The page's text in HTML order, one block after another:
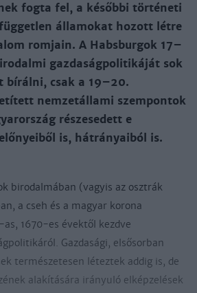
fogta fel, a későbbi történeti
államokat hozott létre
romjain. A Habsburgok 17–
gazdaságpolitikáját sok
bírálni, csak a 19–20.
nemzetállami szempontok
részesedett e
is, hátrányaiból is.
birodalmában (vagyis az osztrák
a cseh és a magyar korona
1670-es évektől kezdve
Gazdasági, elsősorban
természetesen léteztek addig is, de
alakítására irányuló elképzelések